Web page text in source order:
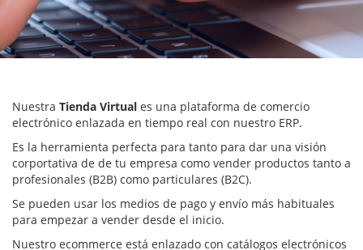
Nuestra Tienda Virtual es una plataforma de comercio
electrónico enlazada en tiempo real con nuestro ERP.
Es la herramienta perfecta para tanto para dar una visión
corportativa de de tu empresa como vender productos tanto a
profesionales (B2B) como particulares (B2C).
Se pueden usar los medios de pago y envío más habituales
para empezar a vender desde el inicio.
Nuestro ecommerce está enlazado con catálogos electrónicos